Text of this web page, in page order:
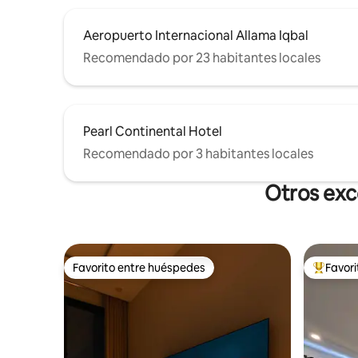
Aeropuerto Internacional Allama Iqbal
Recomendado por 23 habitantes locales
Pearl Continental Hotel
Recomendado por 3 habitantes locales
Otros
Favorito entre huéspedes
Favorito entre huéspedes De los